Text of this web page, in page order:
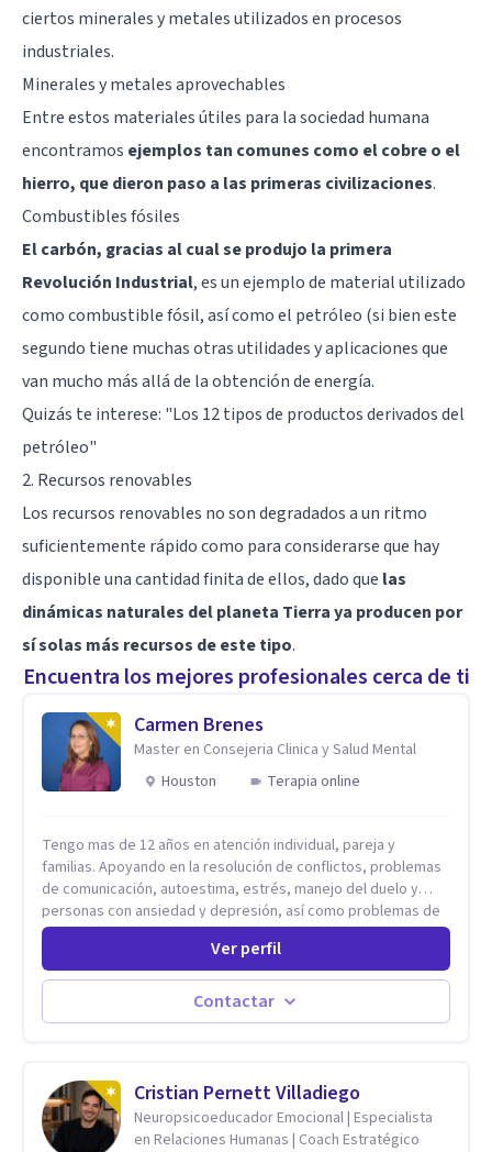
ciertos minerales y metales utilizados en procesos
industriales.
Minerales y metales aprovechables
Entre estos materiales útiles para la sociedad humana
encontramos ejemplos tan comunes como el cobre o el
hierro, que dieron paso a las primeras civilizaciones.
Combustibles fósiles
El carbón, gracias al cual se produjo la primera
Revolución Industrial, es un ejemplo de material utilizado
como combustible fósil, así como el petróleo (si bien este
segundo tiene muchas otras utilidades y aplicaciones que
van mucho más allá de la obtención de energía.
Quizás te interese: "Los 12 tipos de productos derivados del
petróleo"
2. Recursos renovables
Los recursos renovables no son degradados a un ritmo
suficientemente rápido como para considerarse que hay
disponible una cantidad finita de ellos, dado que las
dinámicas naturales del planeta Tierra ya producen por
sí solas más recursos de este tipo.
Encuentra los mejores profesionales cerca de ti
Carmen Brenes
Master en Consejeria Clinica y Salud Mental
Houston
Terapia online
Tengo mas de 12 años en atención individual, pareja y
familias. Apoyando en la resolución de conflictos, problemas
de comunicación, autoestima, estrés, manejo del duelo y
personas con ansiedad y depresión, así como problemas de
conducta y comportamiento. Desarrollo de personas
Estableciendo metas a corto y largo plazo, es vital para la
vida de cada uno tener su propia vision.
Ver perfil
Contactar
Cristian Pernett Villadiego
Neuropsicoeducador Emocional | Especialista
en Relaciones Humanas | Coach Estratégico